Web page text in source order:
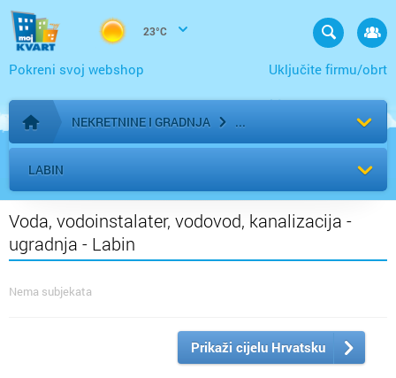
23°C
Uključite firmu/obrt
Pokreni svoj webshop
Početna stranica
NEKRETNINE I GRADNJA
LABIN
Voda, vodoinstalater, vodovod, kanalizacija -
ugradnja - Labin
Nema subjekata
Prikaži cijelu Hrvatsku